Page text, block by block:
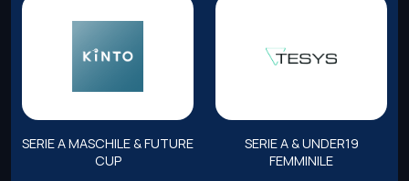
SERIE A MASCHILE & FUTURE
CUP
SERIE A & UNDER19
FEMMINILE